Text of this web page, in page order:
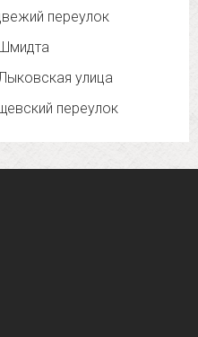
переулок
улица
переулок